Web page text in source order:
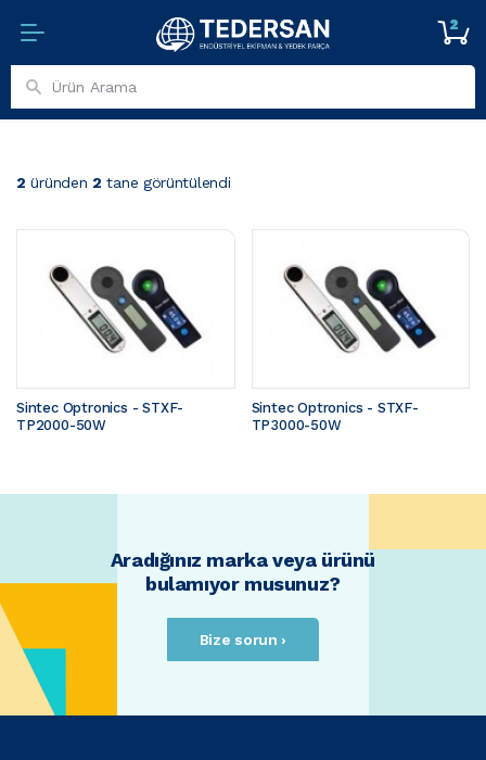
2
2 üründen 2 tane görüntülendi
Sintec Optronics - STXF-
TP2000-50W
Sintec Optronics - STXF-
TP3000-50W
Aradığınız marka veya ürünü
bulamıyor musunuz?
Bize sorun ›